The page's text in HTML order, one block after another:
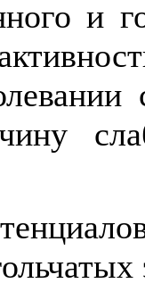
и